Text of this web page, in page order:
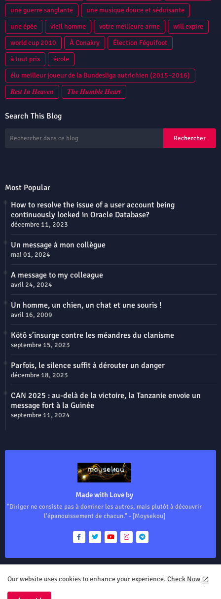
une guerre sanglante
une musique douce et séduisante
une épée
vieil homme votre meilleure arme
will expire
world cup 2010
À Conakry
Élection Féguifoot
à tout prix
école
élu meilleur joueur de la Bundesliga autrichien (2015–2016)
𝑹𝒆𝒔𝒕 𝑰𝒏 𝑯𝒆𝒂𝒗𝒆𝒏
𝑻𝒉𝒆 𝑯𝒖𝒎𝒃𝒍𝒆 𝑯𝒆𝒂𝒓𝒕
Search This Blog
Most Popular
How to resolve the issue of a user account being
continuously locked in Oracle Database?
décembre 11, 2023
Un message à mon collègue
mai 01, 2024
A message to my colleague
avril 24, 2024
Un homme, un chien, un chat et une souris !
avril 16, 2009
Kötõ s’insurge contre les méandres du clanisme
septembre 15, 2023
Parfois, le silence suffit à dérouter un danger
décembre 18, 2023
CAN 2025 : au-delà de la victoire, la Tanzanie envoie un
message fort à la Guinée
septembre 11, 2024
Made with Love by
"Diriger ne consiste pas à dominer les autres, mais plutôt à découvrir
l'épanouissement de chacun." - [Moysekou]
Home About Contact
Our website uses cookies to enhance your experience. Check Now